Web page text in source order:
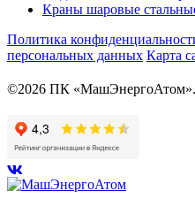
Краны шаровые
Политика
персональных данных Карта
©2026 ПК